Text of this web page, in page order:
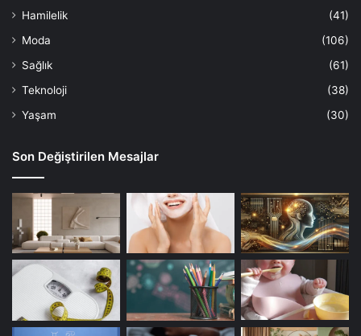
Hamilelik
(41)
Moda
(106)
Sağlık
(61)
Teknoloji
(38)
Yaşam
(30)
Son Değiştirilen Mesajlar